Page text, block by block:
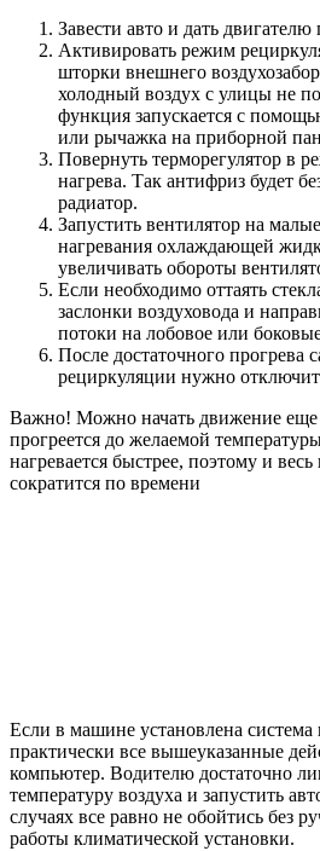
Завести авто и дать двигателю
Активировать режим
шторки внешнего
холодный воздух с улицы не
функция запускается с
или рычажка на приборной
Повернуть терморегулятор в
нагрева. Так антифриз будет
радиатор.
Запустить вентилятор на
нагревания охлаждающей
увеличивать обороты
Если необходимо оттаять
заслонки воздуховода и
потоки на лобовое или
После достаточного прогрева
рециркуляции нужно
Важно! Можно начать движение еще
прогреется до желаемой
нагревается быстрее, поэтому и
сократится по времени
Если в машине установлена система
практически все вышеуказанные
компьютер. Водителю достаточно
температуру воздуха и запустить
случаях все равно не обойтись без
работы климатической установки.